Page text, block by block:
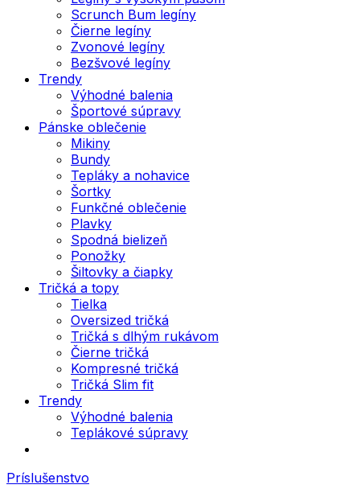
Scrunch Bum legíny
Čierne legíny
Zvonové legíny
Bezšvové legíny
Trendy
Výhodné balenia
Športové súpravy
Pánske oblečenie
Mikiny
Bundy
Tepláky a nohavice
Šortky
Funkčné oblečenie
Plavky
Spodná bielizeň
Ponožky
Šiltovky a čiapky
Tričká a topy
Tielka
Oversized tričká
Tričká s dlhým rukávom
Čierne tričká
Kompresné tričká
Tričká Slim fit
Trendy
Výhodné balenia
Teplákové súpravy
Príslušenstvo